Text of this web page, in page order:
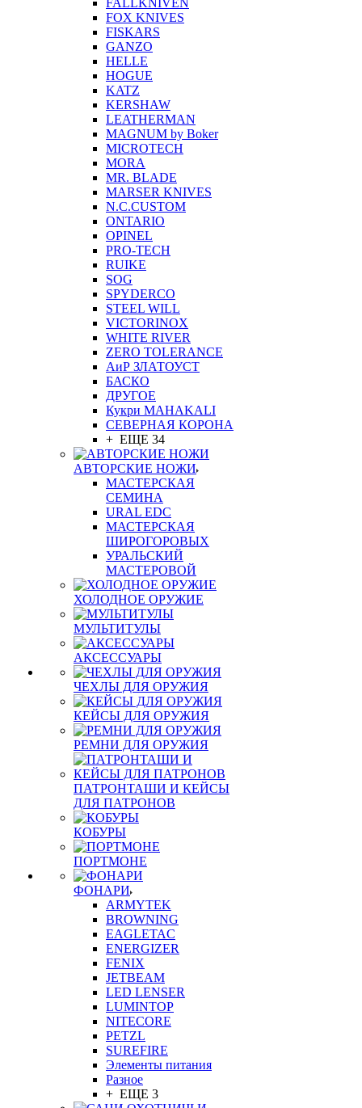
FALLKNIVEN
FOX KNIVES
FISKARS
GANZO
HELLE
HOGUE
KATZ
KERSHAW
LEATHERMAN
MAGNUM by Boker
MICROTECH
MORA
MR. BLADE
MARSER KNIVES
N.C.CUSTOM
ONTARIO
OPINEL
PRO-TECH
RUIKE
SOG
SPYDERCO
STEEL WILL
VICTORINOX
WHITE RIVER
ZERO TOLERANCE
АиР ЗЛАТОУСТ
БАСКО
ДРУГОЕ
Кукри MAHAKALI
СЕВЕРНАЯ КОРОНА
+ ЕЩЕ 34
АВТОРСКИЕ НОЖИ
МАСТЕРСКАЯ
СЕМИНА
URAL EDC
МАСТЕРСКАЯ
ШИРОГОРОВЫХ
УРАЛЬСКИЙ
МАСТЕРОВОЙ
ХОЛОДНОЕ ОРУЖИЕ
МУЛЬТИТУЛЫ
АКСЕССУАРЫ
ЧЕХЛЫ ДЛЯ ОРУЖИЯ
КЕЙСЫ ДЛЯ ОРУЖИЯ
РЕМНИ ДЛЯ ОРУЖИЯ
ПАТРОНТАШИ И КЕЙСЫ
ДЛЯ ПАТРОНОВ
КОБУРЫ
ПОРТМОНЕ
ФОНАРИ
ARMYTEK
BROWNING
EAGLETAC
ENERGIZER
FENIX
JETBEAM
LED LENSER
LUMINTOP
NITECORE
PETZL
SUREFIRE
Элементы питания
Разное
+ ЕЩЕ 3